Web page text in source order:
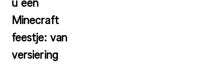
Minecraft
feestje: van
versiering